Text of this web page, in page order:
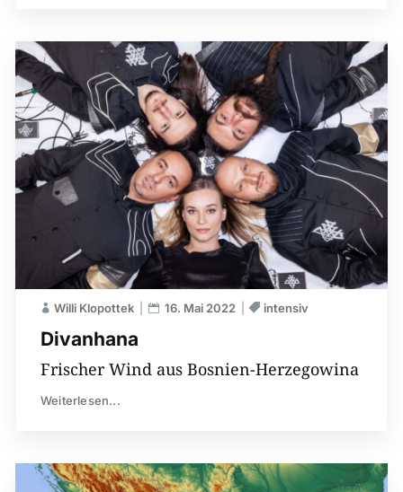
Divanhana
Willi Klopottek 16. Mai 2022 intensiv
Frischer Wind aus Bosnien-Herzegowina
Weiterlesen...